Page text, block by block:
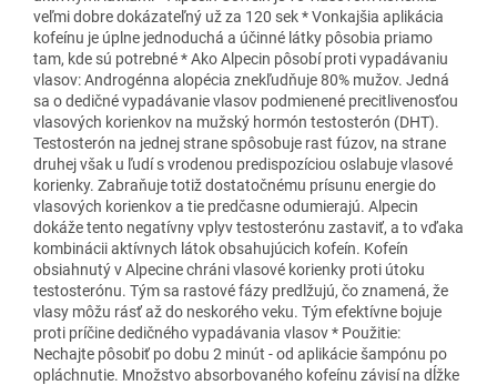
veľmi dobre dokázateľný už za 120 sek * Vonkajšia aplikácia
kofeínu je úplne jednoduchá a účinné látky pôsobia priamo
tam, kde sú potrebné * Ako Alpecin pôsobí proti vypadávaniu
vlasov: Androgénna alopécia znekľudňuje 80% mužov. Jedná
sa o dedičné vypadávanie vlasov podmienené precitlivenosťou
vlasových korienkov na mužský hormón testosterón (DHT).
Testosterón na jednej strane spôsobuje rast fúzov, na strane
druhej však u ľudí s vrodenou predispozíciou oslabuje vlasové
korienky. Zabraňuje totiž dostatočnému prísunu energie do
vlasových korienkov a tie predčasne odumierajú. Alpecin
dokáže tento negatívny vplyv testosterónu zastaviť, a to vďaka
kombinácii aktívnych látok obsahujúcich kofeín. Kofeín
obsiahnutý v Alpecine chráni vlasové korienky proti útoku
testosterónu. Tým sa rastové fázy predlžujú, čo znamená, že
vlasy môžu rásť až do neskorého veku. Tým efektívne bojuje
proti príčine dedičného vypadávania vlasov * Použitie:
Nechajte pôsobiť po dobu 2 minút - od aplikácie šampónu po
opláchnutie. Množstvo absorbovaného kofeínu závisí na dĺžke